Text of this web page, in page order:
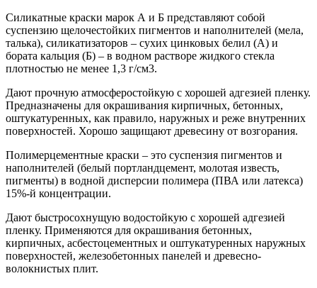
Силикатные краски марок А и Б представляют собой
суспензию щелочестойких пигментов и наполнителей (мела,
талька), силикатизаторов – сухих цинковых белил (А) и
бората кальция (Б) – в водном растворе жидкого стекла
плотностью не менее 1,3 г/см3.
Дают прочную атмосферостойкую с хорошей адгезией пленку.
Предназначены для окрашивания кирпичных, бетонных,
оштукатуренных, как правило, наружных и реже внутренних
поверхностей. Хорошо защищают древесину от возгорания.
Полимерцементные краски – это суспензия пигментов и
наполнителей (белый портландцемент, молотая известь,
пигменты) в водной дисперсии полимера (ПВА или латекса)
15%-й концентрации.
Дают быстросохнущую водостойкую с хорошей адгезией
пленку. Применяются для окрашивания бетонных,
кирпичных, асбестоцементных и оштукатуренных наружных
поверхностей, железобетонных панелей и древесно-
волокнистых плит.